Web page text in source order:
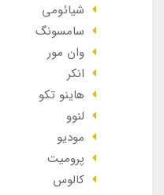
شیائومی
سامسونگ
وان مور
انکر
هاینو تکو
لنوو
مودیو
پرومیت
کالوس